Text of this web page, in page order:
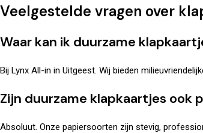
Veelgestelde vragen over
Waar kan ik duurzame
Bij Lynx All-in in Uitgeest. Wij bieden
Zijn duurzame klapkaartjes ook
Absoluut. Onze papiersoorten zijn stevig,